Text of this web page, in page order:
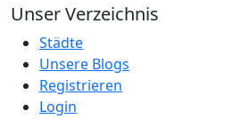
Unser Verzeichnis
Städte
Unsere Blogs
Registrieren
Login